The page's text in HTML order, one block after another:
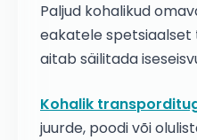
Paljud kohalikud
eakatele
aitab säilitada
Kohalik
juurde, poodi või